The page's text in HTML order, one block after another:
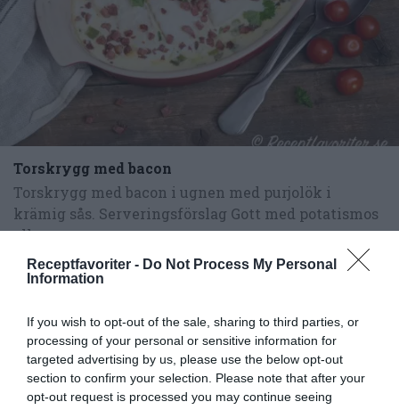
Receptfavoriter - Do Not Process My Personal
Information
If you wish to opt-out of the sale, sharing to third parties, or
processing of your personal or sensitive information for
targeted advertising by us, please use the below opt-out
section to confirm your selection. Please note that after your
opt-out request is processed you may continue seeing
Torskrygg med bacon
Torskrygg med bacon i ugnen med purjolök i
krämig sås. Serveringsförslag Gott med potatismos
eller...
RECEPT